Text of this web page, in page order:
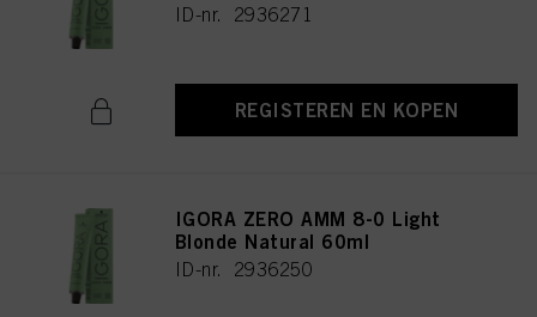
ID-nr. 2936271
REGISTEREN EN KOPEN
IGORA ZERO AMM 8-0 Light
Blonde Natural 60ml
ID-nr. 2936250